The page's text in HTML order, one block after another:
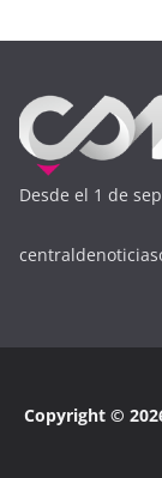
Desde el 1 de
Copyright ©